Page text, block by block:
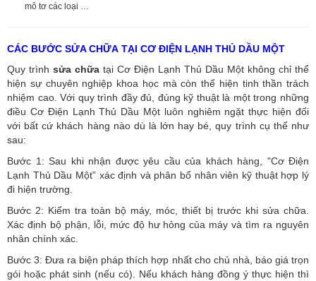
mô tơ các loại …
CÁC BƯỚC SỬA CHỮA TẠI CƠ ĐIỆN LẠNH THỦ DẦU MỘT
Quy trình sửa chữa tại Cơ Điện Lạnh Thủ Dầu Một không chỉ thể
hiện sự chuyên nghiệp khoa học mà còn thể hiện tinh thần trách
nhiệm cao. Với quy trình đầy đủ, đúng kỹ thuật là một trong những
điều Cơ Điện Lạnh Thủ Dầu Một luôn nghiêm ngặt thực hiện đối
với bất cứ khách hàng nào dù là lớn hay bé, quy trình cụ thể như
sau:
Bước 1: Sau khi nhận được yêu cầu của khách hàng, "Cơ Điện
Lạnh Thủ Dầu Một” xác định và phân bổ nhân viên kỹ thuật hợp lý
đi hiện trường.
Bước 2: Kiểm tra toàn bộ máy, móc, thiết bị trước khi sửa chữa.
Xác định bộ phận, lỗi, mức độ hư hỏng của máy và tìm ra nguyên
nhân chính xác.
Bước 3: Đưa ra biện pháp thích hợp nhất cho chủ nhà, báo giá trọn
gói hoặc phát sinh (nếu có). Nếu khách hàng đồng ý thực hiện thì